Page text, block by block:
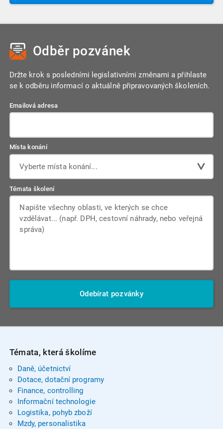
následně je zařadíme do webináře.
konkrétního webináře nás prosím kontaktujte před
Odběr pozvánek
Držte krok s posledními legislativními změnami a přihlaste
se k odběru informací o aktuálně připravovaných školeních.
Emailová adresa
Místa konání
Vyberte místa konání...
Témata školení
Odebírat pozvánky
Témata, která školíme
Daně, účetnictví
Dotace, dotační programy
Finance, controlling
Informační technologie
Logistika, pohyb zboží
Mzdy, personalistika